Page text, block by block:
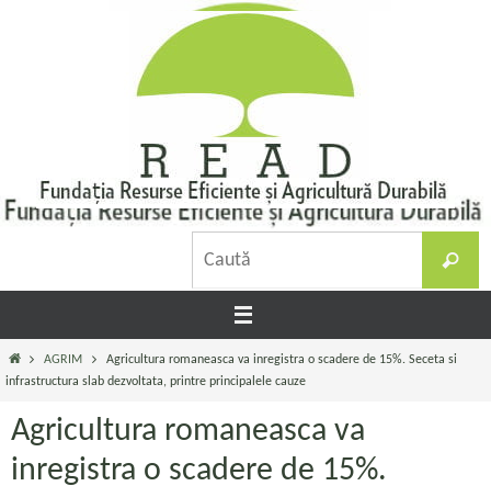
Caută
Prima
pagină
AGRIM
Agricultura romaneasca va inregistra o scadere de 15%. Seceta si
infrastructura slab dezvoltata, printre principalele cauze
Agricultura romaneasca va
inregistra o scadere de 15%.